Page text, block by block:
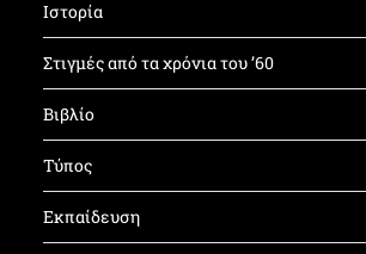
Ιστορία
Στιγμές από τα χρόνια του ’60
Βιβλίο
Τύπος
Εκπαίδευση